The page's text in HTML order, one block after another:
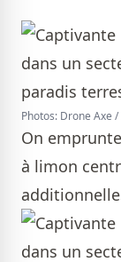
Photos: Drone Axe
On
à limon